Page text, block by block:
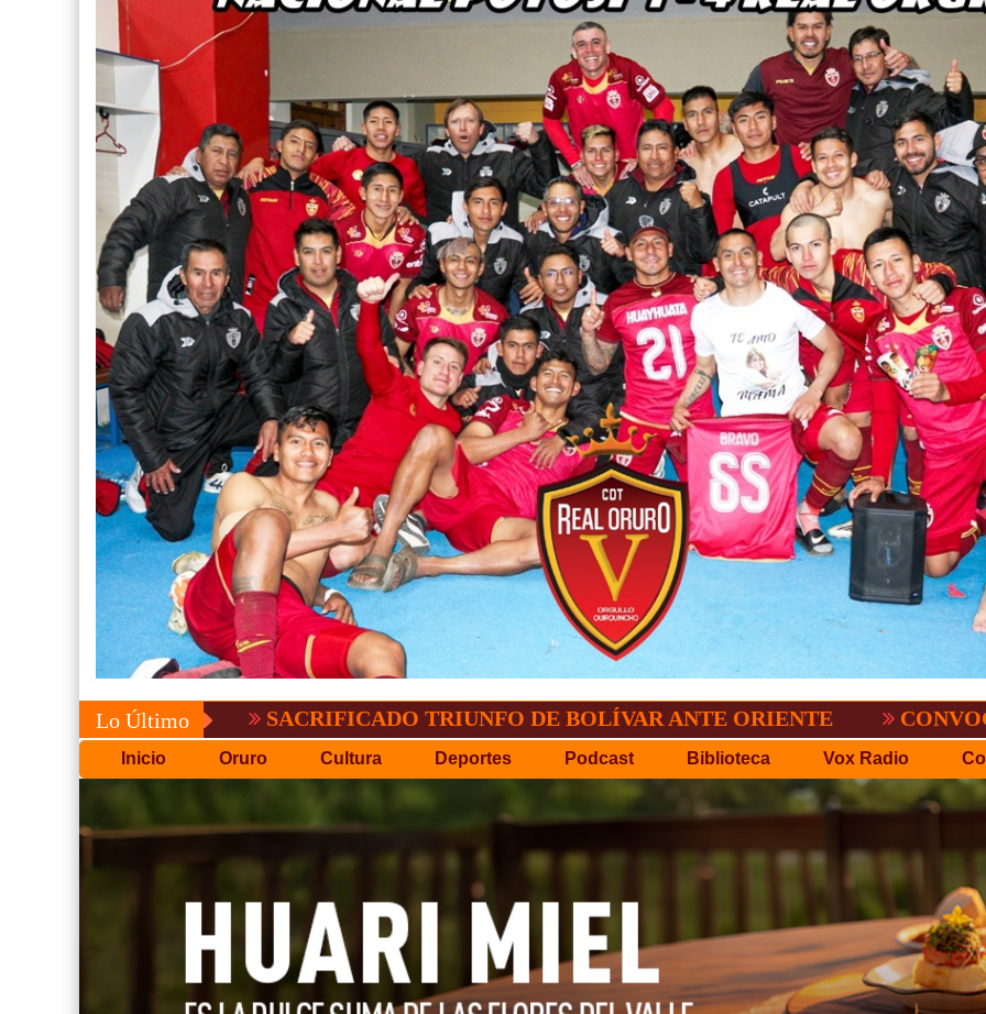
Lo ÚltimoSACRIFICADO TRIUNFO DE BOLÍVAR ANTE ORIENTE CONVOCATORIA
Inicio Oruro Cultura Deportes Podcast Biblioteca Vox Radio